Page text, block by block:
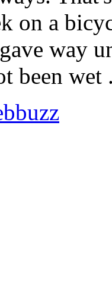
on a
way
been wet